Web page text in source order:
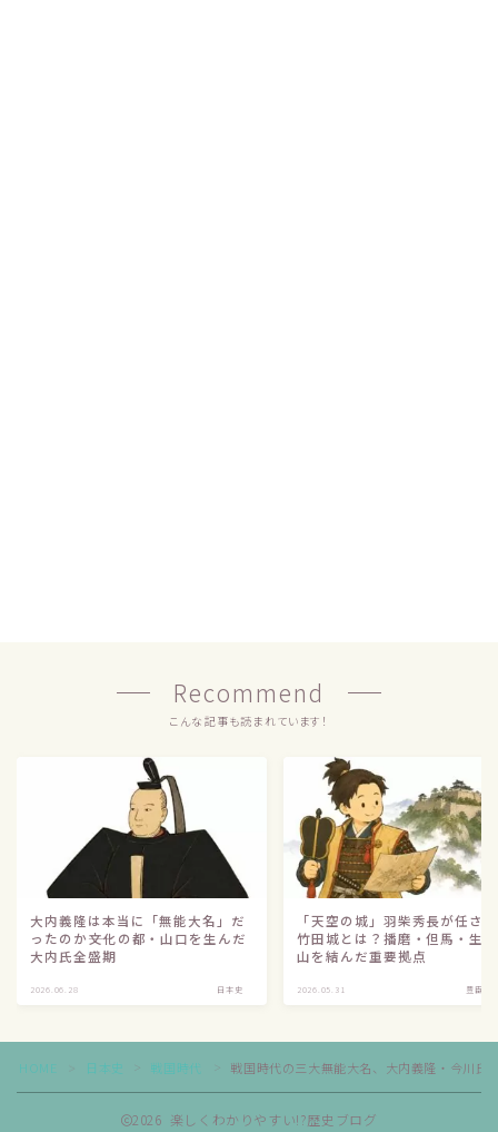
Recommend
こんな記事も読まれています！
大内義隆は本当に「無能大名」だ
ったのか――文化の都・山口を生んだ
大内氏全盛期
2026.06.28 日本史
「天空の城」羽柴秀長が任さ
竹田城とは？播磨・但馬・生
山を結んだ重要拠点
2026.05.31 豊臣兄
HOME 日本史 ＞ 戦国時代 ＞ 戦国時代の三大無能大名、大内義隆・今川氏
2026 楽しくわかりやすい!?歴史ブログ